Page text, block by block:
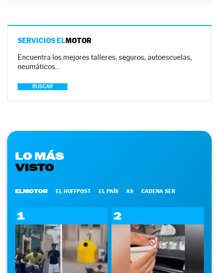
SERVICIOS ELMOTOR
Encuentra los mejores talleres, seguros, autoescuelas,
neumáticos…
BUSCAR
LO MÁS
VISTO
ELMOTOR EL HUFFPOST EL PAÍS AS CADENA SER
1 2